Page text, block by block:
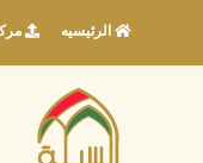
الرئيسيه